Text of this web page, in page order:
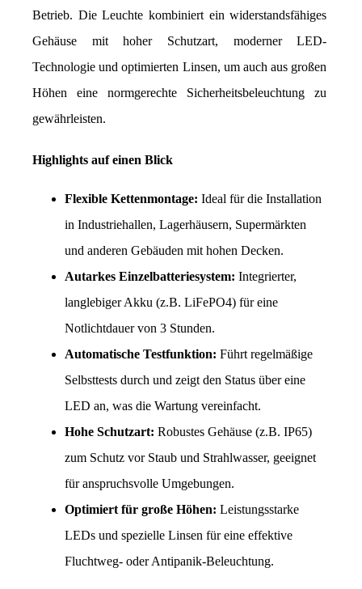
Betrieb. Die Leuchte kombiniert ein widerstandsfähiges
Gehäuse mit hoher Schutzart, moderner LED-
Technologie und optimierten Linsen, um auch aus großen
Höhen eine normgerechte Sicherheitsbeleuchtung zu
gewährleisten.
Highlights auf einen Blick
Flexible Kettenmontage: Ideal für die Installation
in Industriehallen, Lagerhäusern, Supermärkten
und anderen Gebäuden mit hohen Decken.
Autarkes Einzelbatteriesystem: Integrierter,
langlebiger Akku (z.B. LiFePO4) für eine
Notlichtdauer von 3 Stunden.
Automatische Testfunktion: Führt regelmäßige
Selbsttests durch und zeigt den Status über eine
LED an, was die Wartung vereinfacht.
Hohe Schutzart: Robustes Gehäuse (z.B. IP65)
zum Schutz vor Staub und Strahlwasser, geeignet
für anspruchsvolle Umgebungen.
Optimiert für große Höhen: Leistungsstarke
LEDs und spezielle Linsen für eine effektive
Fluchtweg- oder Antipanik-Beleuchtung.